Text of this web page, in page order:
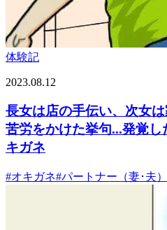
体験記
2023.08.12
長女は店の手伝い、次女
苦労をかけた挙句...発覚
キガネ
#オキガネ#パートナー（妻･夫）